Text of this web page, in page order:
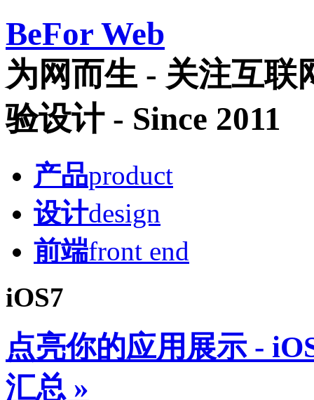
BeFor Web
为网而生 - 关注互联
验设计 - Since 2011
产品product
设计design
前端front end
iOS7
点亮你的应用展示 -
汇总 »